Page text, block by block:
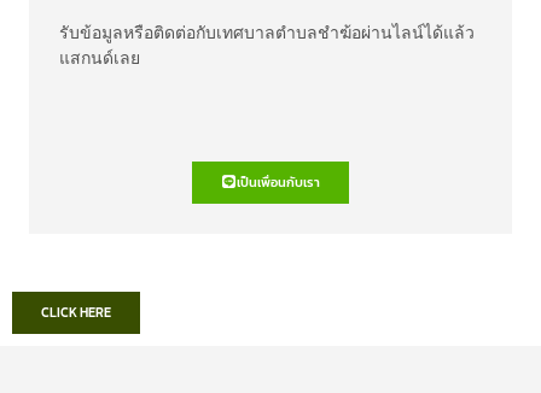
รับข้อมูลหรือติดต่อกับเทศบาลตำบลชำฆ้อผ่านไลน์ได้แล้ว
แสกนด์เลย
เป็นเพื่อนกับเรา
CLICK HERE